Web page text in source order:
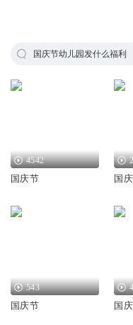
国庆节幼儿园发什么福利
4542
国庆节 国
543
国庆节 国